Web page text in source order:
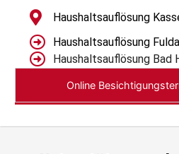
Haushaltsauflösung
Haushaltsauflösung Fulda
Haushaltsauflösung Bad
Online